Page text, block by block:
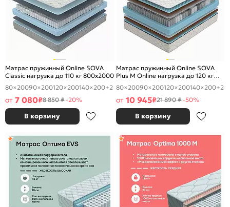
Матрас пружинный Online SOVA
Classic нагрузка до 110 кг 800x2000
80×20090×200120×200140×200+2
от 7 080₽8 850 ₽-20%
В корзину
Матрас пружинный Online SOVA
Plus M Online нагрузка до 120 кг
800x2000
80×20090×200120×200140×200+2
от 10 945₽21 890 ₽-50%
В корзину